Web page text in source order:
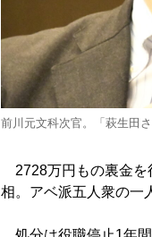
前川元文科次官。「萩生田
2728万円もの裏金を
相。アベ派五人衆の一